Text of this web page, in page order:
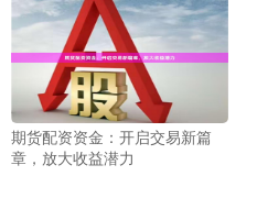
期货配资资金：开启交易新篇
章，放大收益潜力